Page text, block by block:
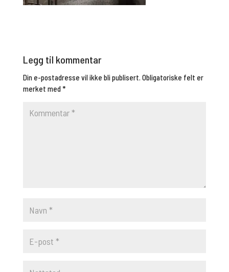
Legg til kommentar
Din e-postadresse vil ikke bli publisert. Obligatoriske felt er
merket med*